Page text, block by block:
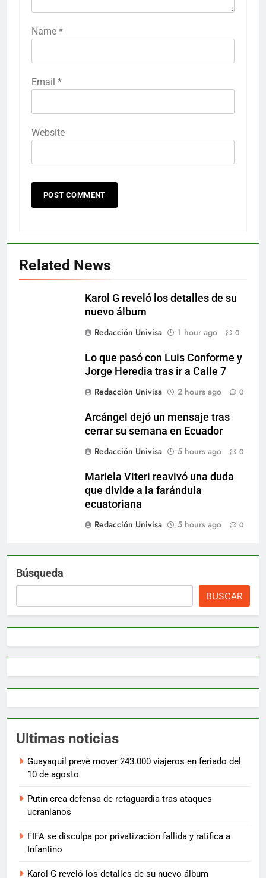
Name *
Email *
Website
Related News
Karol G reveló los detalles de su
nuevo álbum
Redacción Univisa
1 hour ago 0
Lo que pasó con Luis Conforme y
Jorge Heredia tras ir a Calle 7
Redacción Univisa
2 hours ago 0
Arcángel dejó un mensaje tras
cerrar su semana en Ecuador
Redacción Univisa
5 hours ago 0
Mariela Viteri reavivó una duda
que divide a la farándula
ecuatoriana
Redacción Univisa
5 hours ago 0
Búsqueda
BUSCAR
Ultimas noticias
Guayaquil prevé mover 243.000 viajeros en feriado del
10 de agosto
Putin crea defensa de retaguardia tras ataques
ucranianos
FIFA se disculpa por privatización fallida y ratifica a
Infantino
Karol G reveló los detalles de su nuevo álbum